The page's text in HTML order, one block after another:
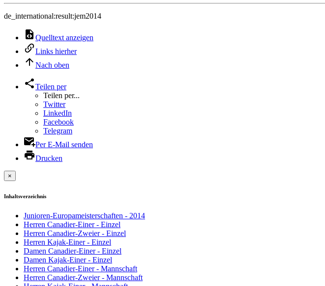
de_international:result:jem2014
Quelltext anzeigen
Links hierher
Nach oben
Teilen per
Teilen per...
Twitter
LinkedIn
Facebook
Telegram
Per E-Mail senden
Drucken
×
Inhaltsverzeichnis
Junioren-Europameisterschaften - 2014
Herren Canadier-Einer - Einzel
Herren Canadier-Zweier - Einzel
Herren Kajak-Einer - Einzel
Damen Canadier-Einer - Einzel
Damen Kajak-Einer - Einzel
Herren Canadier-Einer - Mannschaft
Herren Canadier-Zweier - Mannschaft